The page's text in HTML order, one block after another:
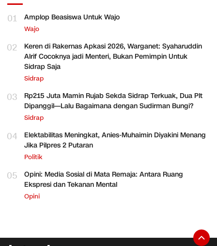
01 Amplop Beasiswa Untuk Wajo
Wajo
02
Keren di Rakernas Apkasi 2026, Warganet: Syaharuddin
Alrif Cocoknya jadi Menteri, Bukan Pemimpin Untuk
Sidrap Saja
Sidrap
03
Rp215 Juta Mamin Rujab Sekda Sidrap Terkuak, Dua Plt
Dipanggil—Lalu Bagaimana dengan Sudirman Bungi?
Sidrap
04
Elektabilitas Meningkat, Anies-Muhaimin Diyakini Menang
Jika Pilpres 2 Putaran
Politik
05
Opini: Media Sosial di Mata Remaja: Antara Ruang
Ekspresi dan Tekanan Mental
Opini